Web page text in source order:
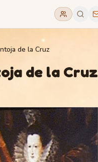
de la Cruz
de la Cruz